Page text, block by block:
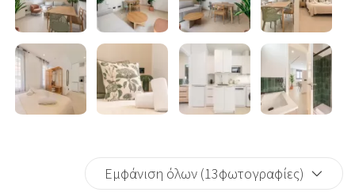
Εμφάνιση όλων (13φωτογραφίες)